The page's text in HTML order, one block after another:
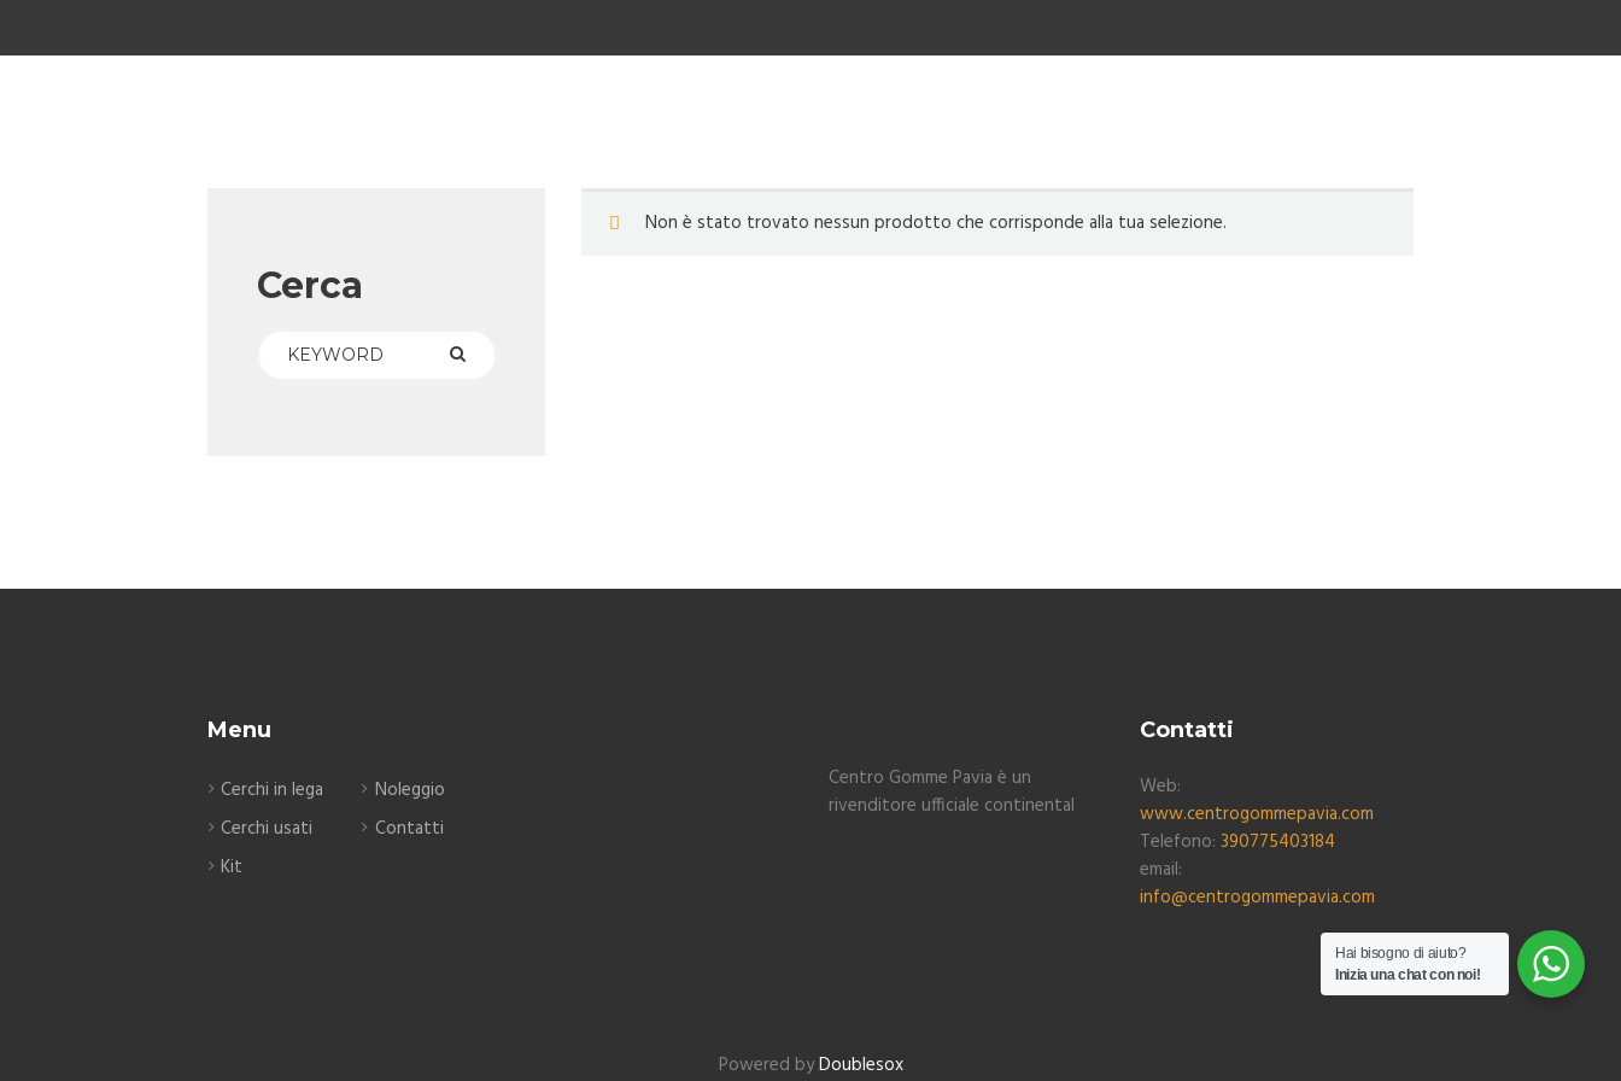
Non è stato trovato nessun prodotto che corrisponde alla tua selezione.
Cerca
Menu
Cerchi in lega
Cerchi usati
Kit
Noleggio
Contatti
Centro Gomme Pavia è un
rivenditore ufficiale continental
Contatti
Web:
www.centrogommepavia.com
Telefono: 390775403184
email:
info@centrogommepavia.com
Powered byDoublesox
Hai bisogno di aiuto?
Inizia una chat con noi!